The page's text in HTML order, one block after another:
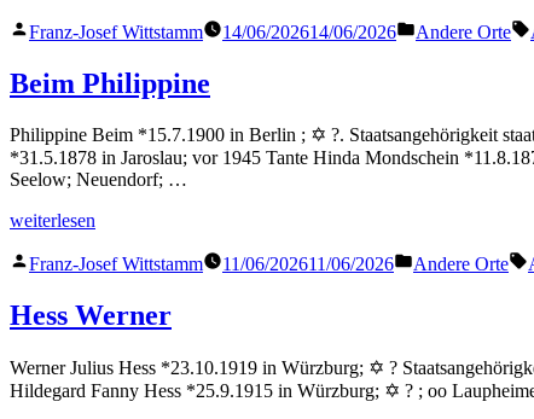
Veröffentlicht
Franz-Josef Wittstamm 14/06/202614/06/2026
Veröffentlicht
Andere Orte
Beim Philippine
Philippine Beim *15.7.1900 in Berlin ; ✡ ?. Staatsangehörigkeit
*31.5.1878 in Jaroslau; vor 1945 Tante Hinda Mondschein
Seelow; Neuendorf; …
„Beim
weiterlesen
Veröffentlicht
Franz-Josef Wittstamm 11/06/202611/06/2026
Veröffentlicht
Andere Orte
Hess Werner
Werner Julius Hess *23.10.1919 in Würzburg; ✡ ?
Hildegard Fanny Hess *25.9.1915 in Würzburg; ✡ ? ; oo